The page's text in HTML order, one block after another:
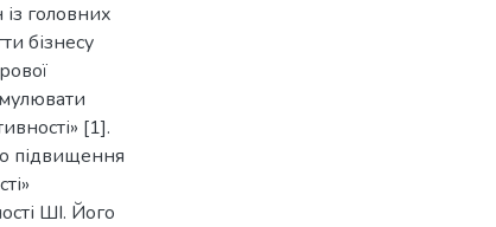
головних
бізнесу
[1].
підвищення
ШІ. Його